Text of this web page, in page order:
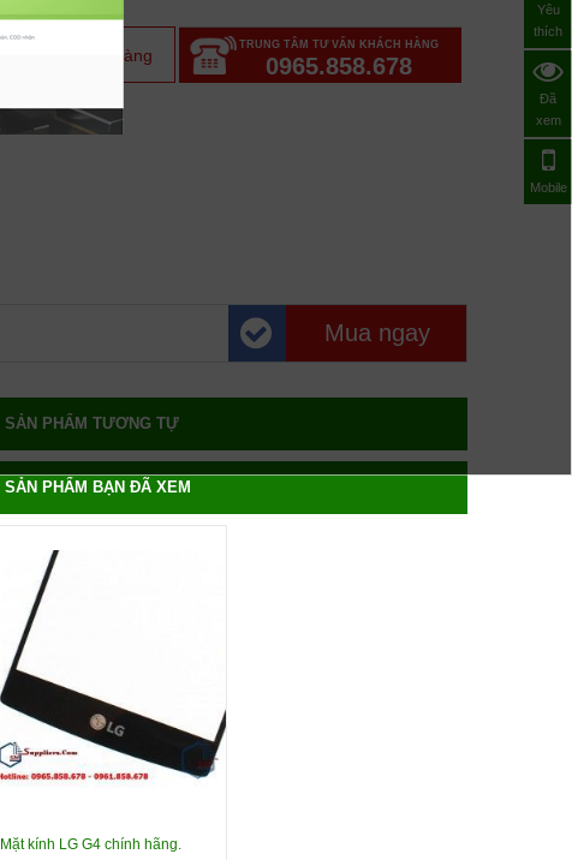
Thêm vào giỏ hàng
TRUNG TÂM TƯ VẤN KHÁCH HÀNG
0965.858.678
Mua ngay
SẢN PHẨM TƯƠNG TỰ
SẢN PHẨM BẠN ĐÃ XEM
Mặt kính LG G4 chính hãng.
Yêu
thích
Đã
xem
Mobile